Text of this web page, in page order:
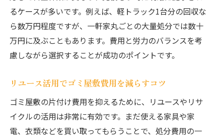
るケースが多いです。例えば、軽トラック1台分の回収な
ら数万円程度ですが、一軒家丸ごとの大量処分では数十
万円に及ぶこともあります。費用と労力のバランスを考
慮しながら選択することが成功のポイントです。
リユース活用でゴミ屋敷費用を減らすコツ
ゴミ屋敷の片付け費用を抑えるために、リユースやリサ
イクルの活用は非常に有効です。まだ使える家具や家
電、衣類などを買い取ってもらうことで、処分費用の一